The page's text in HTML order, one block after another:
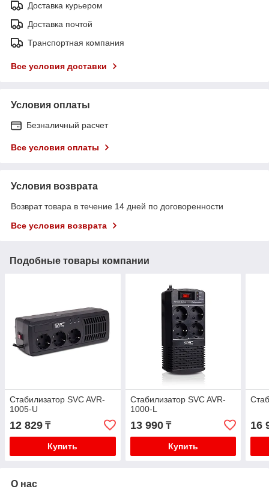
Доставка курьером
Доставка почтой
Транспортная компания
Все условия доставки
Условия оплаты
Безналичный расчет
Все условия оплаты
Условия возврата
Возврат товара в течение 14 дней по договоренности
Все условия возврата
Подобные товары компании
Стабилизатор SVC AVR-
1005-U
12 829 ₸
Купить
Стабилизатор SVC AVR-
1000-L
13 990₸
Купить
16
О нас